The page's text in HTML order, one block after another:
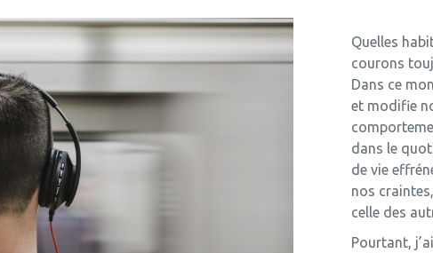
Quelles
courons
Dans ce
et modifie
dans le
de vie
nos
celle des
Pourtant,